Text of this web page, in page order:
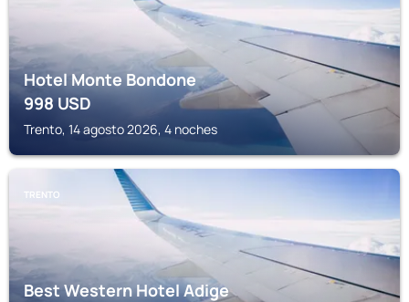
Hotel Monte Bondone
998USD
Trento, 14 agosto 2026, 4 noches
TRENTO
Best Western Hotel Adige